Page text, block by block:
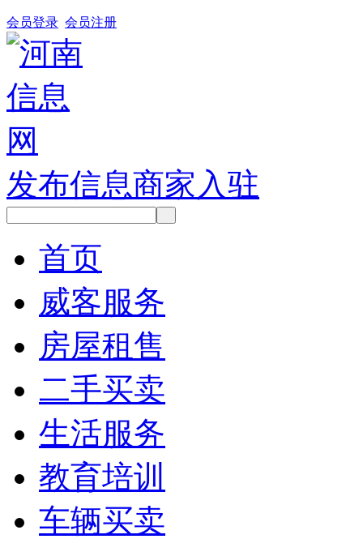
会员登录 会员注册
发布信息商家入驻
首页
威客服务
房屋租售
二手买卖
生活服务
教育培训
车辆买卖